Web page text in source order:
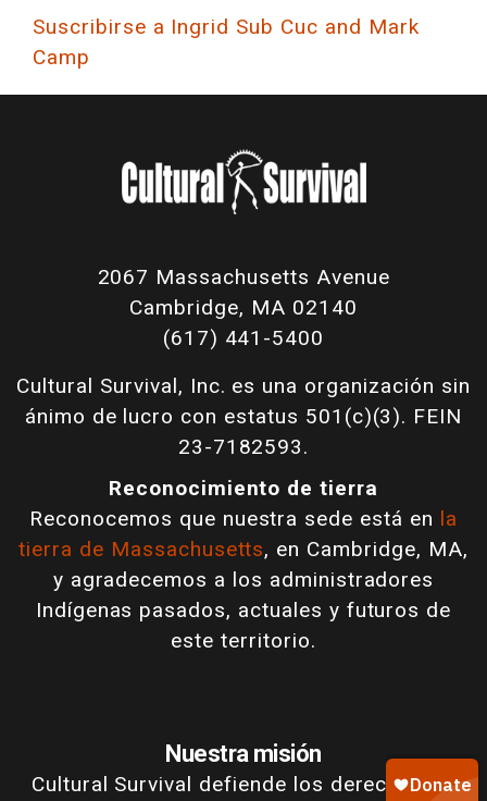
Suscribirse a Ingrid Sub Cuc and Mark
Camp
2067 Massachusetts Avenue
Cambridge, MA 02140
(617) 441-5400
Cultural Survival, Inc. es una organización sin
ánimo de lucro con estatus 501(c)(3). FEIN
23-7182593.
Reconocimiento de tierra
Reconocemos que nuestra sede está en la
tierra de Massachusetts, en Cambridge, MA,
y agradecemos a los administradores
Indígenas pasados, actuales y futuros de
este territorio.
Nuestra misión
Cultural Survival defiende los derechos de